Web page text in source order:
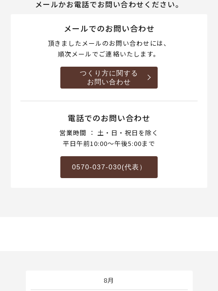
メールかお電話でお問い合わせください。
メールでのお問い合わせ
頂きましたメールのお問い合わせには、
順次メールでご連絡いたします。
つくり方に関する
お問い合わせ
電話でのお問い合わせ
営業時間 ： 土・日・祝日を除く
平日午前10:00～午後5:00まで
0570-037-030(代表）
8月